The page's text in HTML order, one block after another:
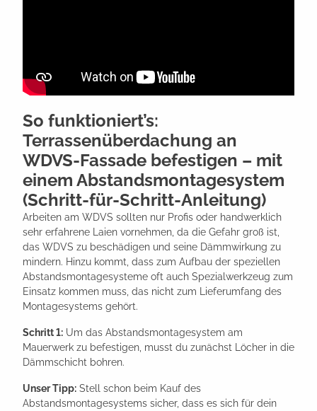
So funktioniert’s:
Terrassenüberdachung an
WDVS-Fassade befestigen – mit
einem Abstandsmontagesystem
(Schritt-für-Schritt-Anleitung)
Arbeiten am WDVS sollten nur Profis oder handwerklich
sehr erfahrene Laien vornehmen, da die Gefahr groß ist,
das WDVS zu beschädigen und seine Dämmwirkung zu
mindern. Hinzu kommt, dass zum Aufbau der speziellen
Abstandsmontagesysteme oft auch Spezialwerkzeug zum
Einsatz kommen muss, das nicht zum Lieferumfang des
Montagesystems gehört.
Schritt 1: Um das Abstandsmontagesystem am
Mauerwerk zu befestigen, musst du zunächst Löcher in die
Dämmschicht bohren.
Unser Tipp: Stell schon beim Kauf des
Abstandsmontagesystems sicher, dass es sich für dein